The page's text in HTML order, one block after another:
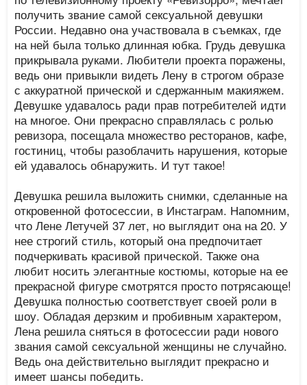
получить звание самой сексуальной девушки
России. Недавно она участвовала в съемках, где
на ней была только длинная юбка. Грудь девушка
прикрывала руками. Любители проекта поражены,
ведь они привыкли видеть Лену в строгом образе
с аккуратной прической и сдержанным макияжем.
Девушке удавалось ради прав потребителей идти
на многое. Они прекрасно справлялась с ролью
ревизора, посещала множество ресторанов, кафе,
гостиниц, чтобы разоблачить нарушения, которые
ей удавалось обнаружить. И тут такое!
Девушка решила выложить снимки, сделанные на
откровенной фотосессии, в Инстаграм. Напомним,
что Лене Летучей 37 лет, но выглядит она на 20. У
нее строгий стиль, который она предпочитает
подчеркивать красивой прической. Также она
любит носить элегантные костюмы, которые на ее
прекрасной фигуре смотрятся просто потрясающе!
Девушка полностью соответствует своей роли в
шоу. Обладая дерзким и пробивным характером,
Лена решила сняться в фотосессии ради нового
звания самой сексуальной женщины не случайно.
Ведь она действительно выглядит прекрасно и
имеет шансы победить.